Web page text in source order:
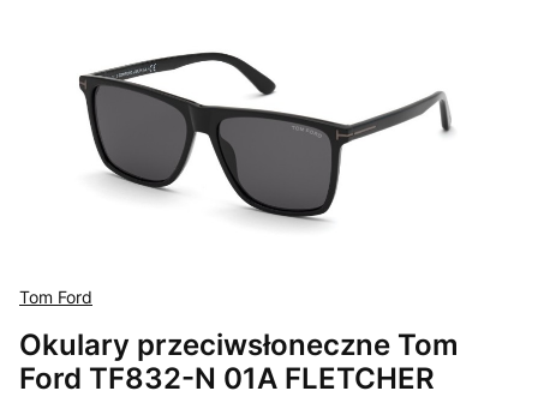
Tom Ford
Okulary przeciwsłoneczne Tom
Ford TF832-N 01A FLETCHER